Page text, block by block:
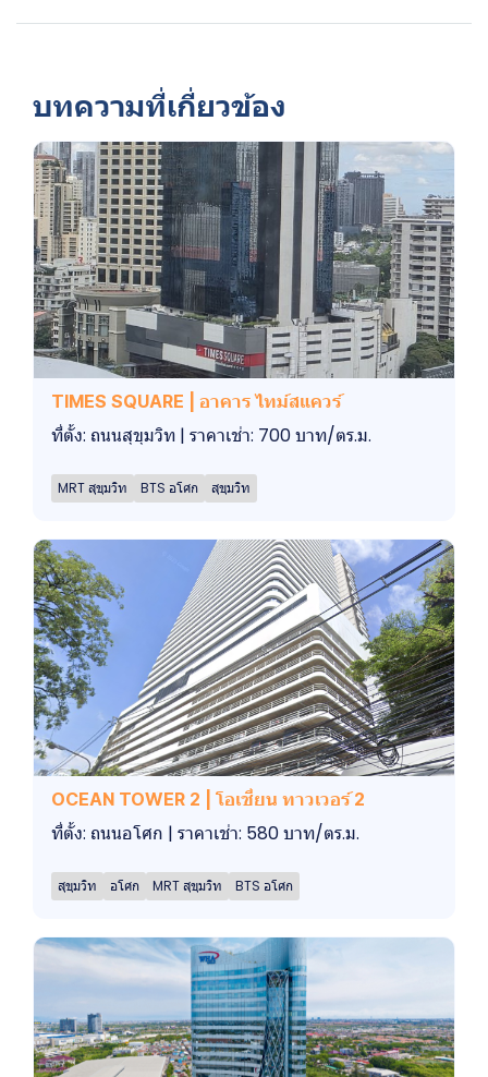
บทความที่เกี่ยวข้อง
TIMES SQUARE | อาคาร ไทม์สแควร์
ที่ตั้ง: ถนนสุขุมวิท | ราคาเช่า: 700 บาท/ตร.ม.
MRT สุขุมวิท BTS อโศก สุขุมวิท
OCEAN TOWER 2 | โอเชี่ยน ทาวเวอร์ 2
ที่ตั้ง: ถนนอโศก | ราคาเช่า: 580 บาท/ตร.ม.
สุขุมวิท อโศก MRT สุขุมวิท BTS อโศก